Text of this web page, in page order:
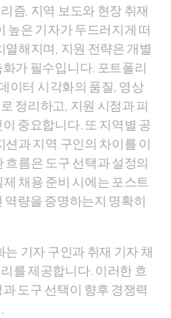
즘, 지역 보도와 현장 취재
높은 기자가 두드러지게 떠
해지며, 지원 전략은 개별
가 필수입니다. 포트폴리
이터 시각화의 품질, 영상
정리하고, 지원 시점과 피
중요합니다. 또 지역별 공
과 지역 구인의 차이를 이
름은 도구 선택과 설정의
채용 준비 시에는 포스트
역량을 증명하는지 명확히
기자 구인과 취재 기자 채
를 제공합니다. 이러한 흐
도구 선택이 향후 경쟁력